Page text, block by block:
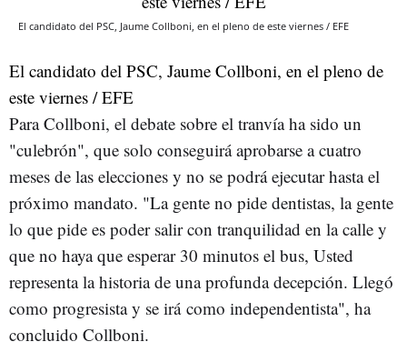
El candidato del PSC, Jaume Collboni, en el pleno de este viernes / EFE
El candidato del PSC, Jaume Collboni, en el pleno de
este viernes / EFE
ParaCollboni, el debate sobre el tranvía ha sido un
"culebrón", que solo conseguirá aprobarse a cuatro
meses de las elecciones y no se podrá ejecutar hasta el
próximo mandato. "La gente no pide dentistas, la gente
lo que pide es poder salir con tranquilidad en la calle y
que no haya que esperar 30 minutos el bus, Usted
representa la historia de una profunda decepción. Llegó
como progresista y se irá como independentista", ha
concluido Collboni.